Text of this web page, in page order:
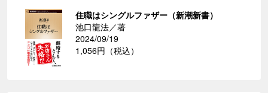
住職はシングルファザー（新潮新書）
池口龍法／著
2024/09/19
1,056円（税込）